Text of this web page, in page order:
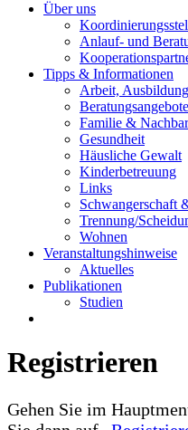
Über uns
Anlauf- und
Tipps & Informationen
Arbeit,
Familie &
Gesundheit
Häusliche Gewalt
Kinderbetreuung
Links
Schwangerschaft
Trennung/
Wohnen
Veranstaltungshinweise
Aktuelles
Publikationen
Studien
Registrieren
Gehen Sie im